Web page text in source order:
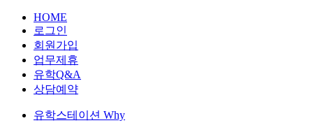
HOME
로그인
회원가입
업무제휴
유학Q&A
상담예약
유학스테이션 Why